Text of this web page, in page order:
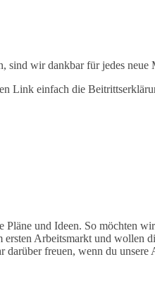
sind wir dankbar für jedes
Link einfach die
Pläne und Ideen. So möchten
Arbeitsmarkt und wollen
freuen, wenn du unsere